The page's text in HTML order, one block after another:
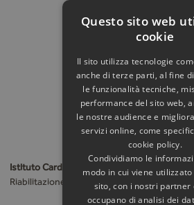
Istituto Cardiovascolare Camogli (Ge)
Riabilitazione cardiovascolare
Questo sito web
cookie
Il sito utilizza tecnologie
anche di terze parti, al fine
le funzionalità tecniche,
performance del sito web,
le nostre audience e
servizi online, come
cookie policy.
Condividiamo le
modo in cui viene
sito, con i nostri partner
occupano di analisi dei